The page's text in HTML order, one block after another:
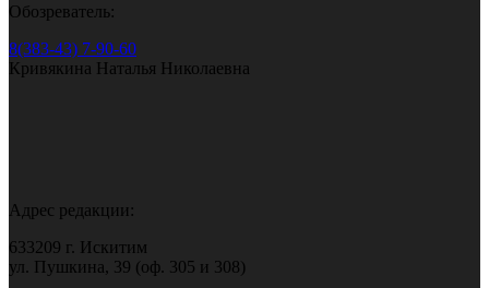
Обозреватель:
8(383-43) 7-90-60
Кривякина Наталья Николаевна
Адрес редакции:
633209 г. Искитим
ул. Пушкина, 39 (оф. 305 и 308)